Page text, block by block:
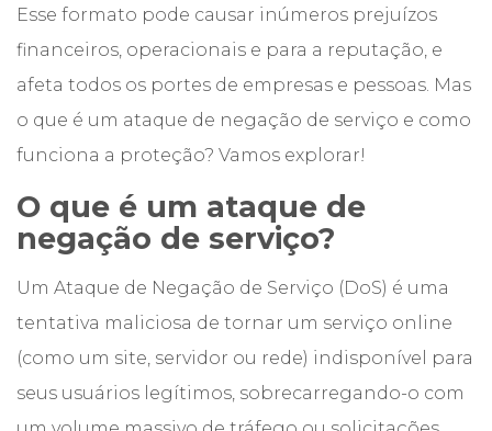
Esse formato pode causar inúmeros prejuízos
financeiros, operacionais e para a reputação, e
afeta todos os portes de empresas e pessoas. Mas
o que é um ataque de negação de serviço e como
funciona a proteção? Vamos explorar!
O que é um ataque de
negação de serviço?
Um Ataque de Negação de Serviço (DoS) é uma
tentativa maliciosa de tornar um serviço online
(como um site, servidor ou rede) indisponível para
seus usuários legítimos, sobrecarregando-o com